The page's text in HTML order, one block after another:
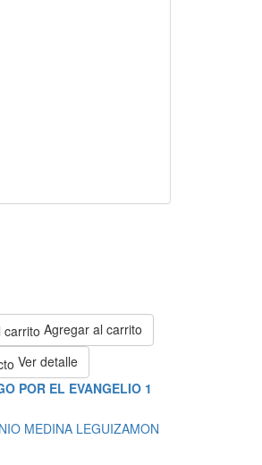
Agregar al carrito
Ver detalle
POR EL EVANGELIO 1
MEDINA LEGUIZAMON